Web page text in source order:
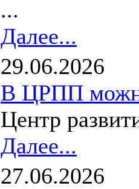
...
Далее...
29.06.2026
В ЦРПП можно
Центр
Далее...
27.06.2026